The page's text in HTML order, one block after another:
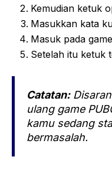
Kemudian ketuk
Masukkan kata
Masuk pada
Setelah itu ketuk
Catatan:
ulang game
kamu sedang
bermasalah.